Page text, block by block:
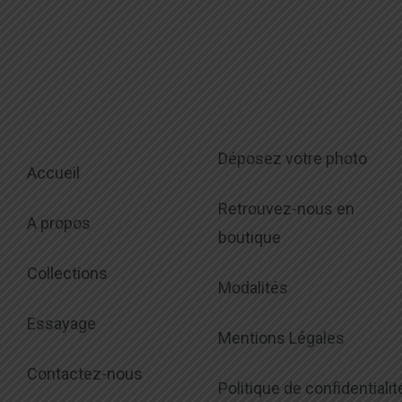
Accueil
A propos
Collections
Essayage
Contactez-nous
Déposez votre photo
Retrouvez-nous en
boutique
Modalités
Mentions Légales
Politique de